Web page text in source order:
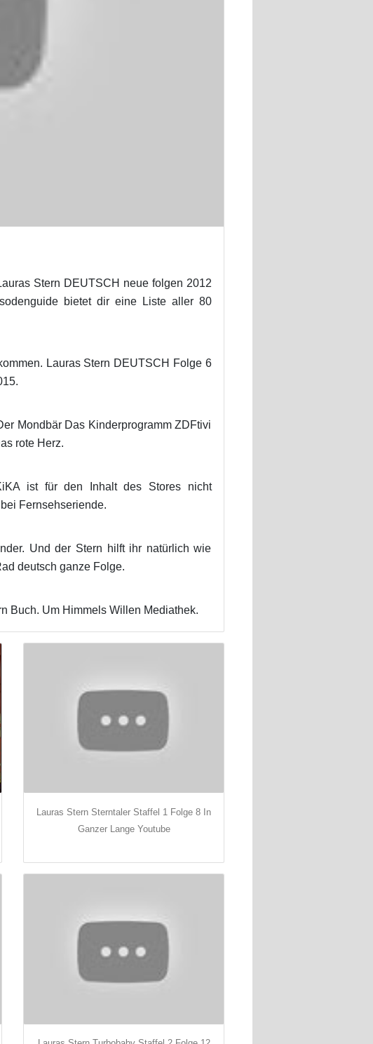
Stern DEUTSCH neue folgen 2012
bietet dir eine Liste aller 80
Lauras Stern DEUTSCH Folge 6
Mondbär Das Kinderprogramm ZDFtivi
rote Herz.
ist für den Inhalt des Stores nicht
Fernsehseriende.
Und der Stern hilft ihr natürlich wie
deutsch ganze Folge.
Buch. Um Himmels Willen Mediathek.
Lauras Stern Sterntaler Staffel 1 Folge 8 In
Ganzer Lange Youtube